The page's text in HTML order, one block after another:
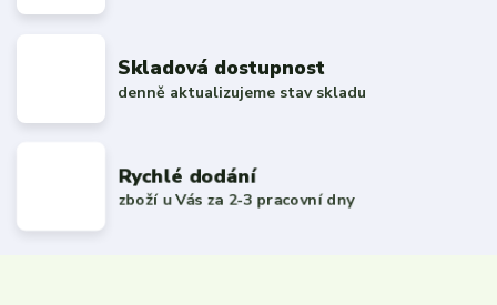
Skladová dostupnost
denně aktualizujeme stav skladu
Rychlé dodání
zboží u Vás za 2-3 pracovní dny